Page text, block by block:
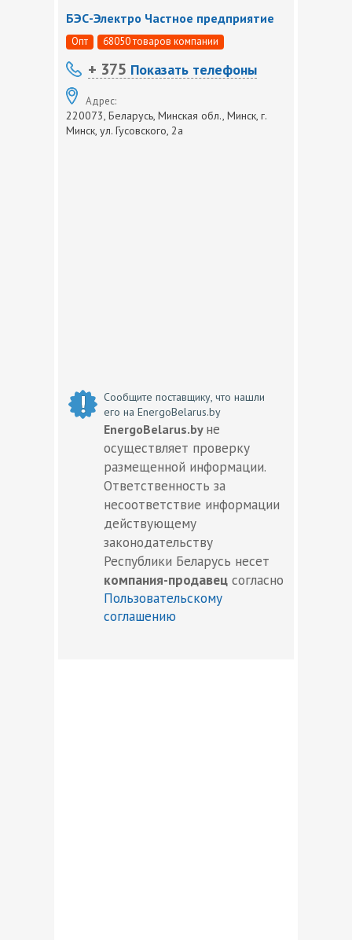
БЭС-Электро Частное предприятие
Опт 68050 товаров компании
+ 375 Показать телефоны
Адрес:
220073, Беларусь, Минская обл., Минск, г.
Минск, ул. Гусовского, 2а
Сообщите поставщику, что нашли
его на EnergoBelarus.by
EnergoBelarus.by не
осуществляет проверку
размещенной информации.
Ответственность за
несоответствие информации
действующему
законодательству
Республики Беларусь несет
компания-продавец согласно
Пользовательскому
соглашению